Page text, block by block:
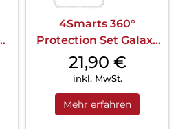
4Smarts 360°
Protection Set Galaxy
A16 Transparent
21,90 €
inkl. MwSt.
Mehr erfahren